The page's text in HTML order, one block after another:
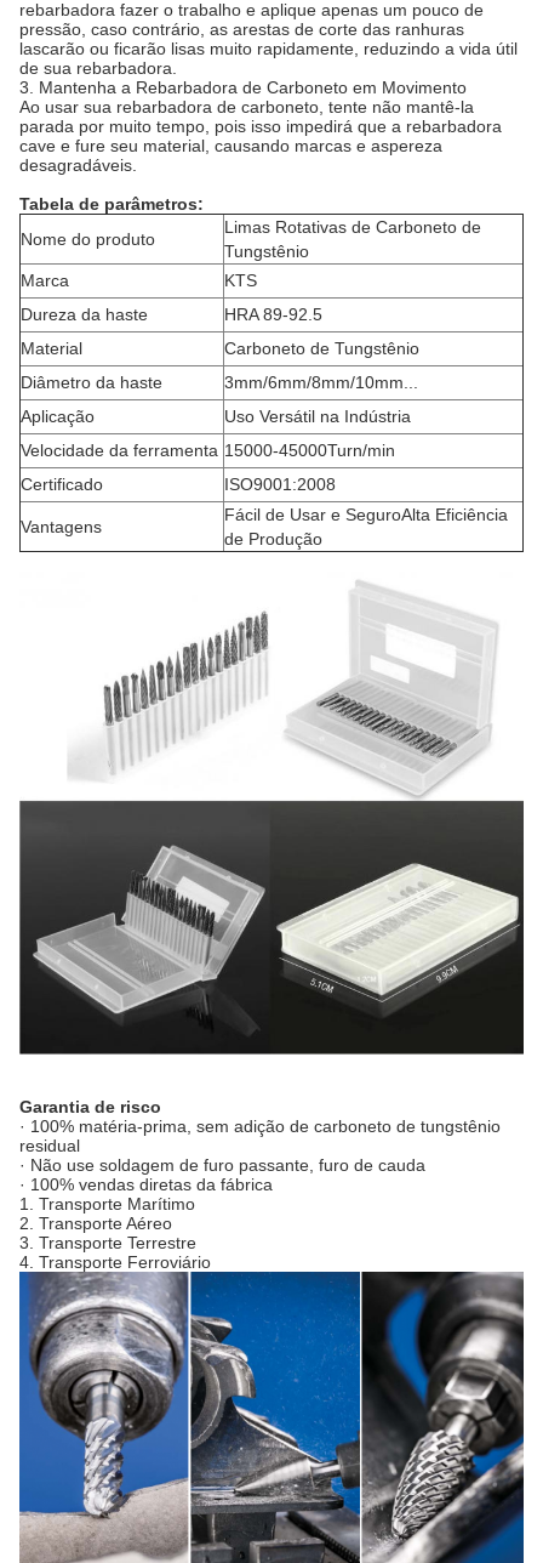
rebarbadora fazer o trabalho e aplique apenas um pouco de
pressão, caso contrário, as arestas de corte das ranhuras
lascarão ou ficarão lisas muito rapidamente, reduzindo a vida útil
de sua rebarbadora.
3. Mantenha a Rebarbadora de Carboneto em Movimento
Ao usar sua rebarbadora de carboneto, tente não mantê-la
parada por muito tempo, pois isso impedirá que a rebarbadora
cave e fure seu material, causando marcas e aspereza
desagradáveis.
Tabela de parâmetros:
Nome do produto
Limas Rotativas de Carboneto de
Tungstênio
Marca
KTS
Dureza da haste
HRA 89-92.5
Material
Carboneto de Tungstênio
Diâmetro da haste
3mm/6mm/8mm/10mm...
Aplicação
Uso Versátil na Indústria
Velocidade da ferramenta 15000-45000Turn/min
Certificado
ISO9001:2008
Vantagens
Fácil de Usar e SeguroAlta Eficiência
de Produção
Garantia de risco
· 100% matéria-prima, sem adição de carboneto de tungstênio
residual
· Não use soldagem de furo passante, furo de cauda
· 100% vendas diretas da fábrica
1. Transporte Marítimo
2. Transporte Aéreo
3. Transporte Terrestre
4. Transporte Ferroviário